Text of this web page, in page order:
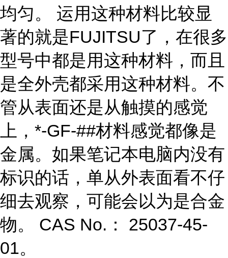
均匀。 运用这种材料比较显
著的就是FUJITSU了，在很多
型号中都是用这种材料，而且
是全外壳都采用这种材料。不
管从表面还是从触摸的感觉
上，*-GF-##材料感觉都像是
金属。如果笔记本电脑内没有
标识的话，单从外表面看不仔
细去观察，可能会以为是合金
物。 CAS No.： 25037-45-
01。